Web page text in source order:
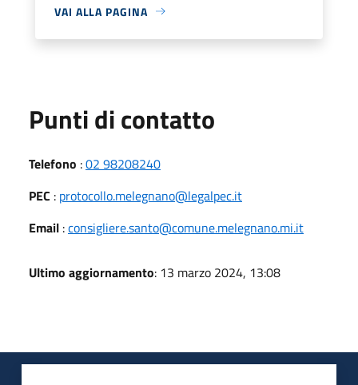
VAI ALLA PAGINA
Punti di contatto
Telefono :02 98208240
PEC : protocollo.melegnano@legalpec.it
Email :consigliere.santo@comune.melegnano.mi.it
Ultimo aggiornamento: 13 marzo 2024, 13:08